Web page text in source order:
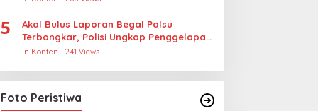
5
Akal Bulus Laporan Begal Palsu
Terbongkar, Polisi Ungkap Penggelapan
Uang Perusahaan untuk Crypto
In Konten 241 Views
Foto Peristiwa